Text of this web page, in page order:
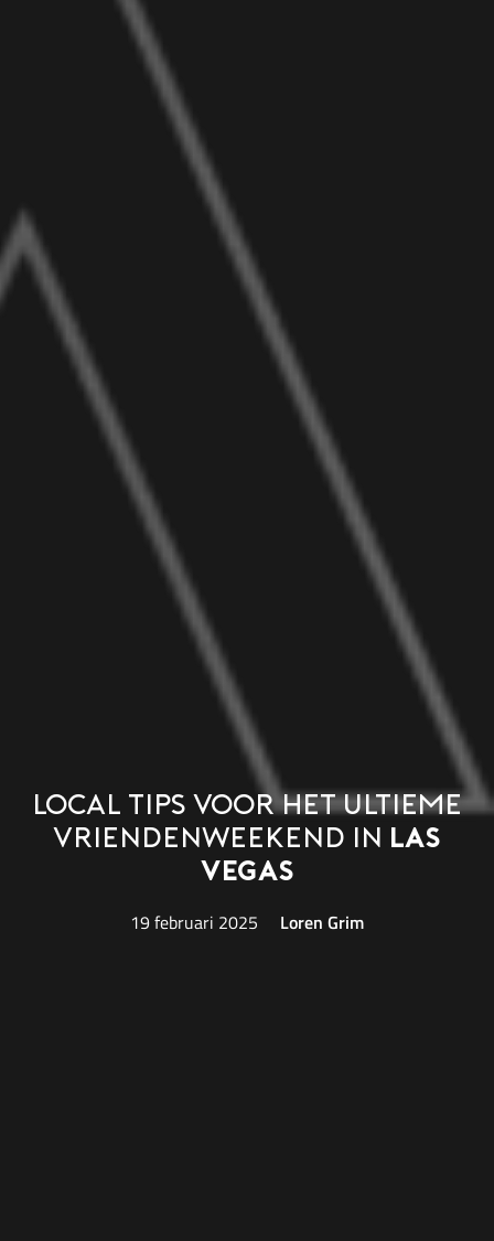
Local tips voor het ultieme
vriendenweekend in Las
Vegas
19 februari 2025 Loren Grim